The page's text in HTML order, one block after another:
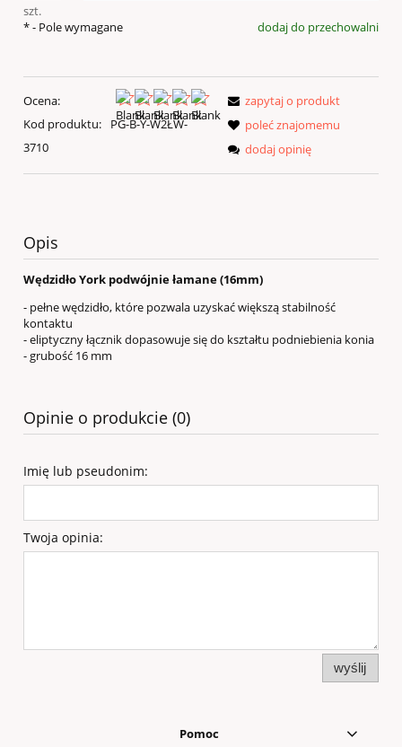
szt.
dodaj do przechowalni
*- Pole wymagane
Ocena:
Kod produktu:
PG-B-Y-W2ŁW-
3710
zapytaj o produkt
poleć znajomemu
dodaj opinię
Opis
Wędzidło York podwójnie łamane (16mm)
- pełne wędzidło, które pozwala uzyskać większą stabilność
kontaktu
- eliptyczny łącznik dopasowuje się do kształtu podniebienia konia
- grubość 16 mm
Opinie o produkcie (0)
Imię lub pseudonim:
Twoja opinia:
wyślij
Pomoc